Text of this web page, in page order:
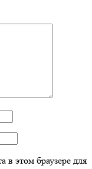
в этом браузере для